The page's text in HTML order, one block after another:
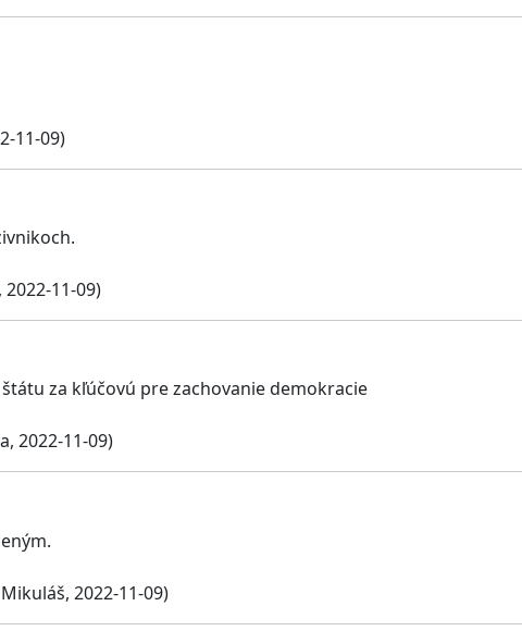
11-09)
11-09)
za kľúčovú pre zachovanie demokracie
2022-11-09)
2022-11-09)